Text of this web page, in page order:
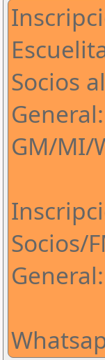
Socios
GM/MI/
Socios/